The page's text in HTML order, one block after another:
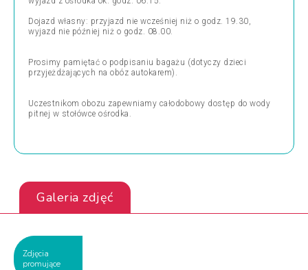
Dojazd własny: przyjazd nie wcześniej niż o godz. 19.30,
wyjazd nie później niż o godz. 08.00.
Prosimy pamiętać o podpisaniu bagażu (dotyczy dzieci
przyjeżdżających na obóz autokarem).
Uczestnikom obozu zapewniamy całodobowy dostęp do wody
pitnej w stołówce ośrodka.
Galeria zdjęć
Zdjęcia
promujące